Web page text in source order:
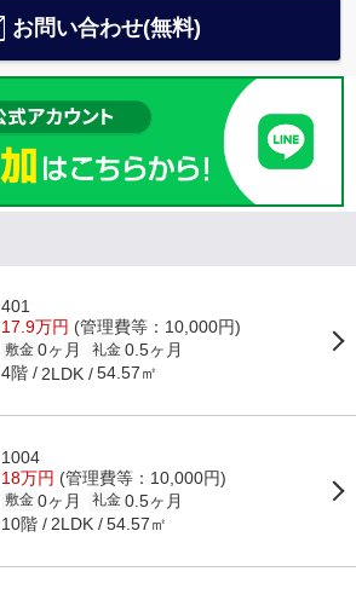
お問い合わせ(無料)
401
17.9万円 (管理費等：10,000円)
敷金 0ヶ月 礼金 0.5ヶ月
4階 2LDK 54.57㎡
1004
18万円 (管理費等：10,000円)
敷金 0ヶ月 礼金 0.5ヶ月
10階 2LDK 54.57㎡